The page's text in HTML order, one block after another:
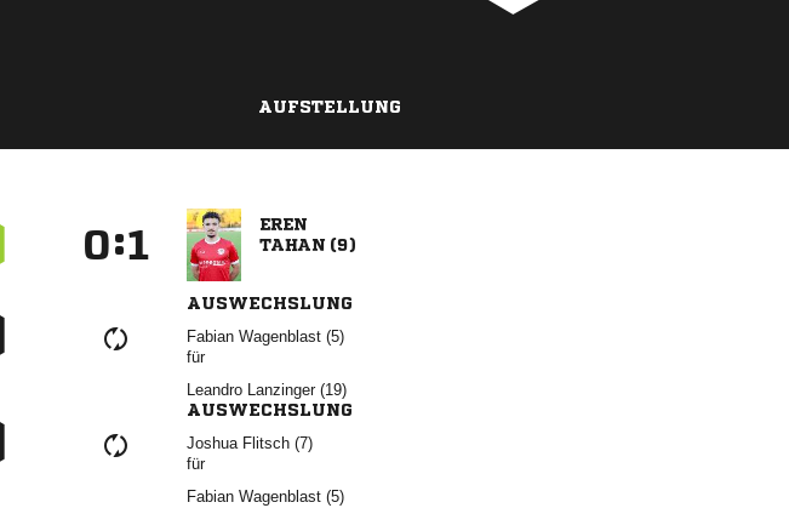
AUFSTELLUNG
:

 
AUSWECHSLUNG
  
für
  
AUSWECHSLUNG
  
für
  